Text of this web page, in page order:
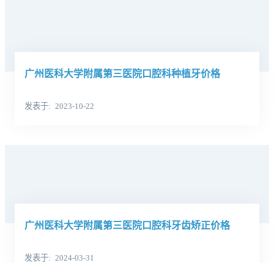
广州医科大学附属第三医院口腔科种植牙价格
发表于 2023-10-22
广州医科大学附属第三医院口腔科牙齿矫正价格
发表于 2024-03-31